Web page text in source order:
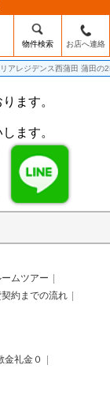
物件検索 お店へ連絡
リアレジデンス西蒲田 蒲田の
ます。
ます。
ムツアー
約までの流れ
金礼金０